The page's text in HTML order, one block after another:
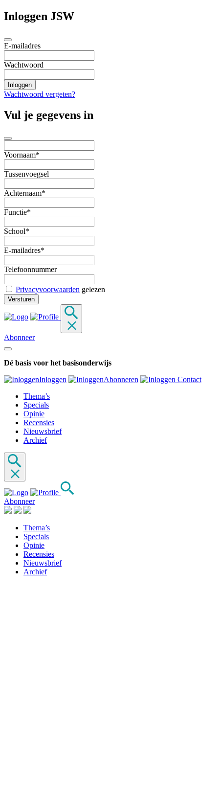
Inloggen JSW
E-mailadres
Wachtwoord
Wachtwoord vergeten?
Vul je gegevens in
Voornaam*
Tussenvoegsel
Achternaam*
Functie*
School*
E-mailadres*
Telefoonnummer
Privacyvoorwaarden gelezen
Abonneer
Dé basis voor het basisonderwijs
Inloggen
Abonneren
Contact
Thema’s
Specials
Opinie
Recensies
Nieuwsbrief
Archief
Abonneer
Thema’s
Specials
Opinie
Recensies
Nieuwsbrief
Archief